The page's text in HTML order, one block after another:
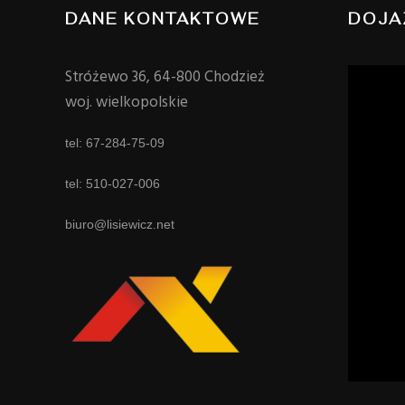
DANE KONTAKTOWE
Stróżewo 36, 64-800 Chodzież
woj. wielkopolskie
tel: 67-284-75-09
tel: 510-027-006
biuro@lisiewicz.net